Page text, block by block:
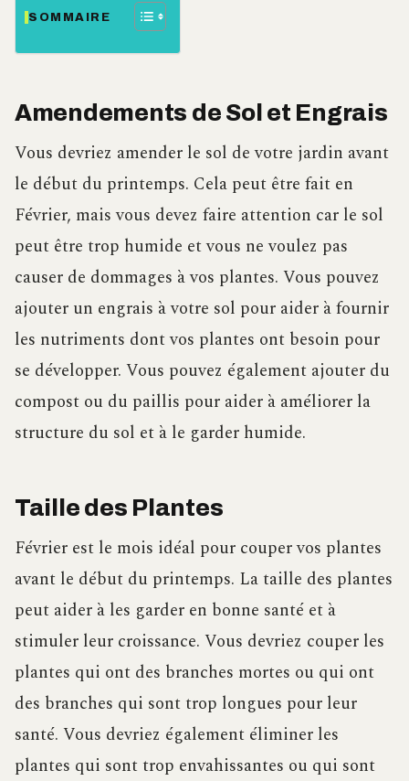
SOMMAIRE
Amendements de Sol et Engrais
Vous devriez amender le sol de votre jardin avant
le début du printemps. Cela peut être fait en
Février, mais vous devez faire attention car le sol
peut être trop humide et vous ne voulez pas
causer de dommages à vos plantes. Vous pouvez
ajouter un engrais à votre sol pour aider à fournir
les nutriments dont vos plantes ont besoin pour
se développer. Vous pouvez également ajouter du
compost ou du paillis pour aider à améliorer la
structure du sol et à le garder humide.
Taille des Plantes
Février est le mois idéal pour couper vos plantes
avant le début du printemps. La taille des plantes
peut aider à les garder en bonne santé et à
stimuler leur croissance. Vous devriez couper les
plantes qui ont des branches mortes ou qui ont
des branches qui sont trop longues pour leur
santé. Vous devriez également éliminer les
plantes qui sont trop envahissantes ou qui sont